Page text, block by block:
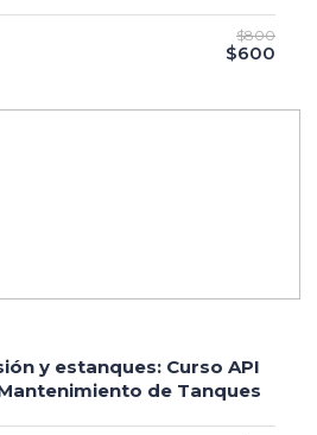
$800
$600
y estanques: Curso API
de Tanques